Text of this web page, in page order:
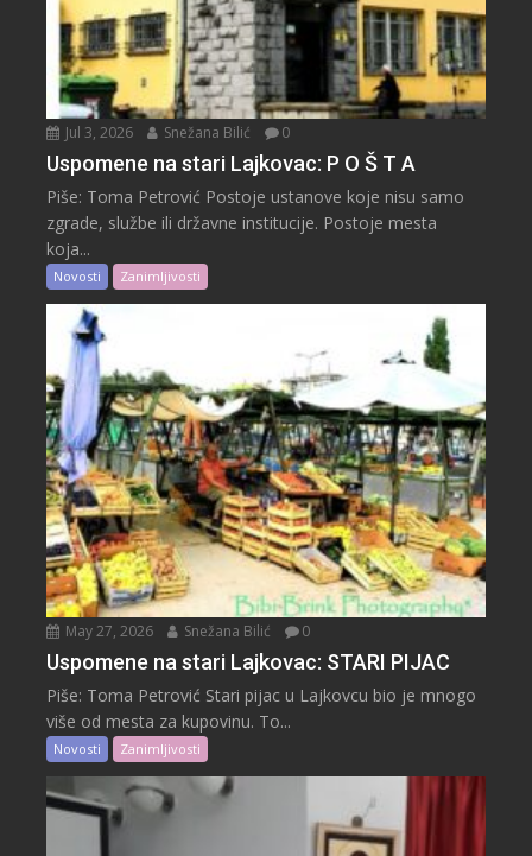
Jul 3, 2026 Snežana Bilić 0
Uspomene na stari Lajkovac: P O Š T A
Piše: Toma Petrović Postoje ustanove koje nisu samo
zgrade, službe ili državne institucije. Postoje mesta
koja...
Novosti Zanimljivosti
May 27, 2026 Snežana Bilić 0
Uspomene na stari Lajkovac: STARI PIJAC
Piše: Toma Petrović Stari pijac u Lajkovcu bio je mnogo
više od mesta za kupovinu. To...
Novosti Zanimljivosti